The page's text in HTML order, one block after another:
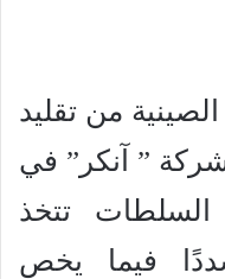
من تقليد
شركة ” آنكر” في
السلطات تتخذ
فيما يخص